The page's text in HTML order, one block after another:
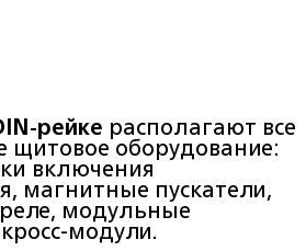
рейке располагают все
щитовое оборудование:
включения
магнитные пускатели,
модульные